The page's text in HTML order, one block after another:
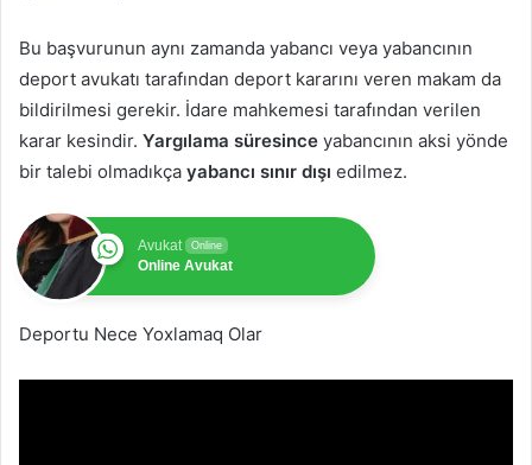
Bu başvurunun aynı zamanda yabancı veya yabancının
deport avukatı tarafından deport kararını veren makam da
bildirilmesi gerekir. İdare mahkemesi tarafından verilen
karar kesindir. Yargılama süresince yabancının aksi yönde
bir talebi olmadıkça yabancı sınır dışı edilmez.
Avukat Online
Online Avukat
Deportu Nece Yoxlamaq Olar